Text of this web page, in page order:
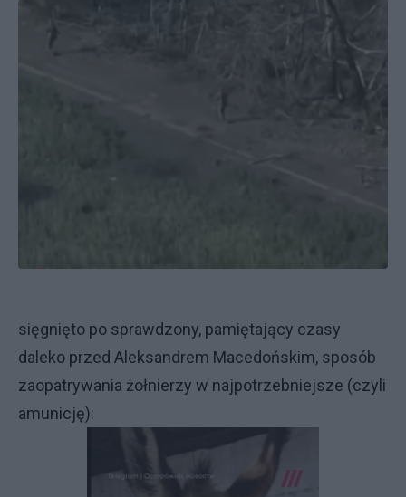
sięgnięto po sprawdzony, pamiętający czasy
daleko przed Aleksandrem Macedońskim, sposób
zaopatrywania żołnierzy w najpotrzebniejsze (czyli
amunicję):